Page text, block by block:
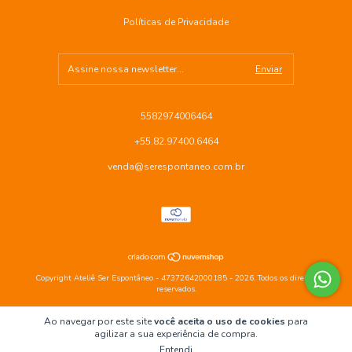
Ao navegar por este sitevocê aceita o uso de cookies para
agilizar a sua experiência de compra.
Políticas de Privacidade
5582974006464
+55.82.97400.6464
venda@serespontaneo.com.br
Copyright Ateliê Ser Espontâneo - 47372642000185 - 2026. Todos os direitos
reservados.